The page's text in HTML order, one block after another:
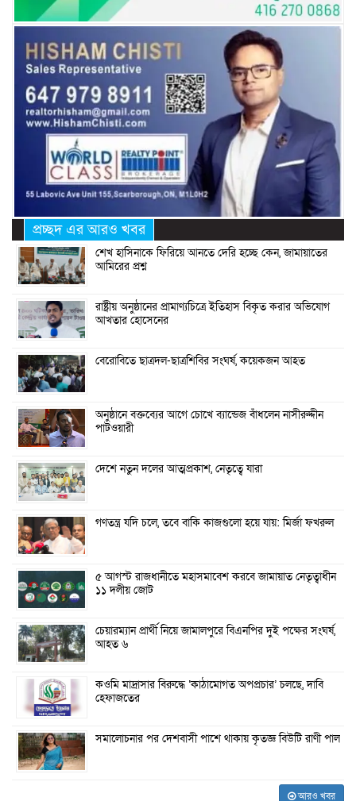
প্রচ্ছদ এর আরও খবর
শেখ হাসিনাকে ফিরিয়ে আনতে দেরি হচ্ছে কেন, জামায়াতের
আমিরের প্রশ্ন
রাষ্ট্রীয় অনুষ্ঠানের প্রামাণ্যচিত্রে ইতিহাস বিকৃত করার অভিযোগ
আখতার হোসেনের
বেরোবিতে ছাত্রদল-ছাত্রশিবির সংঘর্ষ, কয়েকজন আহত
অনুষ্ঠানে বক্তব্যের আগে চোখে ব্যান্ডেজ বাঁধলেন নাসীরুদ্দীন
পাটওয়ারী
দেশে নতুন দলের আত্মপ্রকাশ, নেতৃত্বে যারা
গণতন্ত্র যদি চলে, তবে বাকি কাজগুলো হয়ে যায়: মির্জা ফখরুল
৫ আগস্ট রাজধানীতে মহাসমাবেশ করবে জামায়াত নেতৃত্বাধীন
১১ দলীয় জোট
চেয়ারম্যান প্রার্থী নিয়ে জামালপুরে বিএনপির দুই পক্ষের সংঘর্ষ,
আহত ৬
কওমি মাদ্রাসার বিরুদ্ধে ‘কাঠামোগত অপপ্রচার’ চলছে, দাবি
হেফাজতের
সমালোচনার পর দেশবাসী পাশে থাকায় কৃতজ্ঞ বিউটি রাণী পাল
আরও খবর